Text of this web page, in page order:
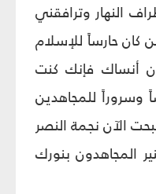
النهار وترافقني
كان حارساً للإسلام
أنساك فإنك كنت
وسروراً للمجاهدين
الآن نجمة النصر
المجاهدون بنورك